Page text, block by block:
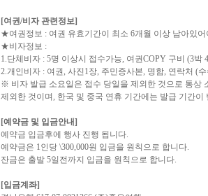
[여권/비자 관련정보]
★여권정보 : 여권 유효기간이 최소 6개월 이상 남아있어
★비자정보 :
1.단체비자 : 5명 이상시 접수가능, 여권COPY 구비 (3박
2.개인비자 : 여권, 사진1장, 주민증사본, 명함, 연락처 (
※ 비자 발급 소요일은 접수 당일을 제외한 것으로 통상
제외한 것이며, 한국 및 중국 연휴 기간에는 발급 기간
[예약금 및 입금안내]
예약금 입금후에 행사 진행 됩니다.
예약금은 1인당 \300,000원 입금을 원칙으로 합니다.
잔금은 출발 5일전까지 입금을 원칙으로 합니다.
[입금계좌]